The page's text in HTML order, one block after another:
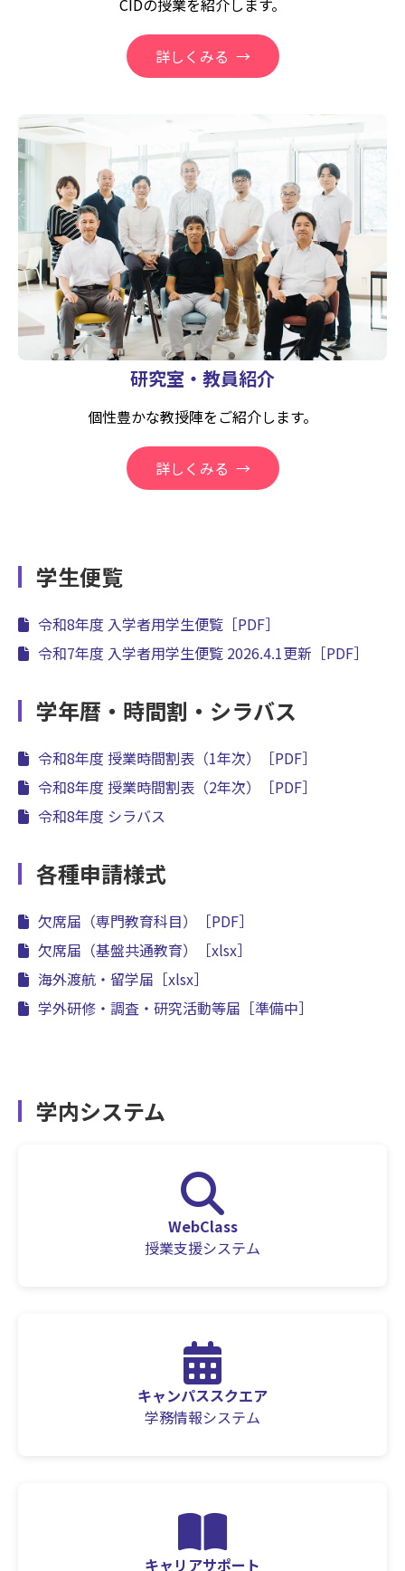
CIDの授業を紹介します。
詳しくみる
研究室・教員紹介
個性豊かな教授陣をご紹介します。
詳しくみる
学生便覧
令和8年度 入学者用学生便覧 ［PDF］
令和7年度 入学者用学生便覧 2026.4.1更新 ［PDF］
学年暦・時間割・シラバス
令和8年度 授業時間割表（1年次）
［PDF］
令和8年度 授業時間割表（2年次）
［PDF］
令和8年度 シラバス
各種申請様式
欠席届（専門教育科目）
［PDF］
欠席届（基盤共通教育）
［xlsx］
海外渡航・留学届 ［xlsx］
学外研修・調査・研究活動等届 ［準備中］
学内システム
WebClass
授業支援システム
キャンパススクエア
学務情報システム
キャリアサポート